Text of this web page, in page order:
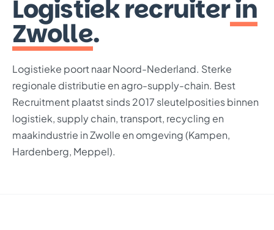
Logistiek recruiterin
Zwolle.
Logistieke poort naar Noord-Nederland. Sterke
regionale distributie en agro-supply-chain. Best
Recruitment plaatst sinds 2017 sleutelposities binnen
logistiek, supply chain, transport, recycling en
maakindustrie in Zwolle en omgeving (Kampen,
Hardenberg, Meppel).